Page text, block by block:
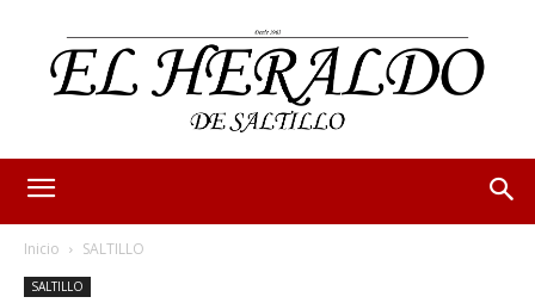
Inicio SALTILLO
SALTILLO